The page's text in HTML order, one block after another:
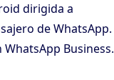
dirigida a
de WhatsApp.
Business.